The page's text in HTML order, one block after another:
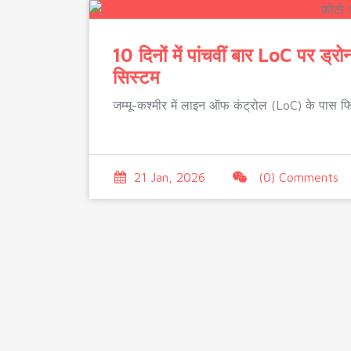
10 दिनों में पांचवीं बार LoC पर
सिस्टम
जम्मू-कश्मीर में लाइन ऑफ कंट्रोल (LoC) के पास
21 Jan, 2026 (0) Comments